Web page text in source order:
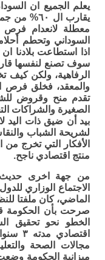
يعلم الجميع ان
يقارب ال
معطلة لانعدام فرص
السوداني وتحطم
اذا استطاعت بلادنا
سوف تصنع لنفسها
الرفاهية، ولكن كيف
والمعقد، فخلق فرص
تقدم منح وقروض
الصغيرة والشراكات
بيد أن ضيق ذات اليد
لشريحة الشباب
الأفكار التي تخرج من
منتج اقتصادي ناجح.
من جهة اخرى حديث
الاجتماع الوزاري
الماضي، كان ملفتا
صرحت بأن الحكومة
الخطو نحو تحقيق
مجالات الصحة
ميزانية الحكومة